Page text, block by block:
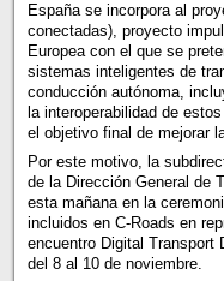
España se incorpora al
conectadas), proyecto
Europea con el que se
sistemas inteligentes de
conducción autónoma,
la interoperabilidad de
el objetivo final de mejorar
Por este motivo, la
de la Dirección General de
esta mañana en la
incluidos en C-Roads en
encuentro Digital Transport
del 8 al 10 de noviembre.